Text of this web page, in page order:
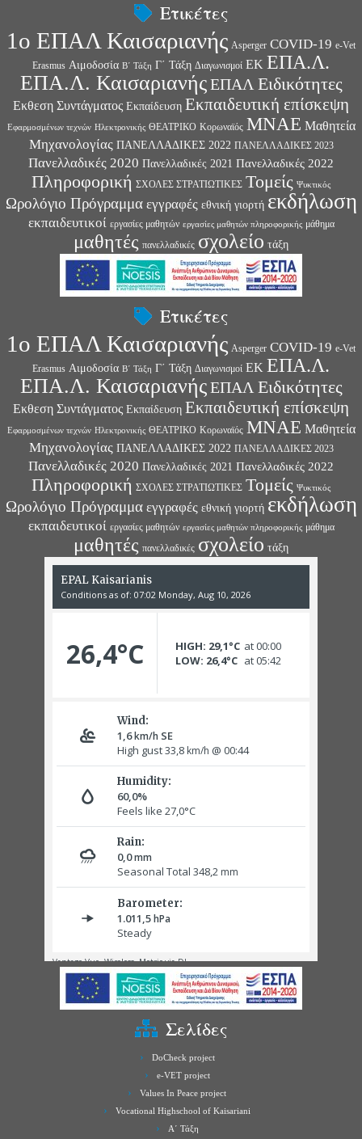
Ετικέτες
1ο ΕΠΑΛ Καισαριανής Asperger COVID-19 e-Vet
Erasmus Αιμοδοσία Β΄ Τάξη Γ΄ Τάξη Διαγωνισμοί ΕΚ ΕΠΑ.Λ.
ΕΠΑ.Λ. Καισαριανής ΕΠΑΛ Ειδικότητες
Εκθεση Συντάγματος Εκπαίδευση Εκπαιδευτική επίσκεψη
Εφαρμοσμένων τεχνών Ηλεκτρονικής ΘΕΑΤΡΙΚΟ Κορωναϊός ΜΝΑΕ Μαθητεία
Μηχανολογίας ΠΑΝΕΛΛΑΔΙΚΕΣ 2022 ΠΑΝΕΛΛΑΔΙΚΕΣ 2023
Πανελλαδικές 2020 Πανελλαδικές 2021 Πανελλαδικές 2022
Πληροφορική ΣΧΟΛΕΣ ΣΤΡΑΤΙΩΤΙΚΕΣ Τομείς Ψυκτικός
Ωρολόγιο Πρόγραμμα εγγραφές εθνική γιορτή εκδήλωση
εκπαιδευτικοί εργασίες μαθητών εργασίες μαθητών πληροφορικής μάθημα
μαθητές πανελλαδικές σχολείο τάξη
Ετικέτες
1ο ΕΠΑΛ Καισαριανής Asperger COVID-19 e-Vet
Erasmus Αιμοδοσία Β΄ Τάξη Γ΄ Τάξη Διαγωνισμοί ΕΚ ΕΠΑ.Λ.
ΕΠΑ.Λ. Καισαριανής ΕΠΑΛ Ειδικότητες
Εκθεση Συντάγματος Εκπαίδευση Εκπαιδευτική επίσκεψη
Εφαρμοσμένων τεχνών Ηλεκτρονικής ΘΕΑΤΡΙΚΟ Κορωναϊός ΜΝΑΕ Μαθητεία
Μηχανολογίας ΠΑΝΕΛΛΑΔΙΚΕΣ 2022 ΠΑΝΕΛΛΑΔΙΚΕΣ 2023
Πανελλαδικές 2020 Πανελλαδικές 2021 Πανελλαδικές 2022
Πληροφορική ΣΧΟΛΕΣ ΣΤΡΑΤΙΩΤΙΚΕΣ Τομείς Ψυκτικός
Ωρολόγιο Πρόγραμμα εγγραφές εθνική γιορτή εκδήλωση
εκπαιδευτικοί εργασίες μαθητών εργασίες μαθητών πληροφορικής μάθημα
μαθητές πανελλαδικές σχολείο τάξη
Σελίδες
DoCheck project
e-VET project
Values In Peace project
Vocational Highschool of Kaisariani
Α΄ Τάξη